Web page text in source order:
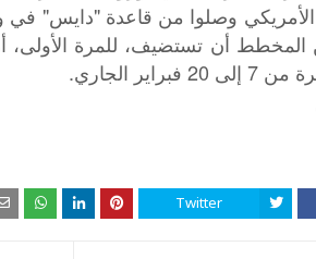
وصلوا من قاعدة "دايس" في
Twitter